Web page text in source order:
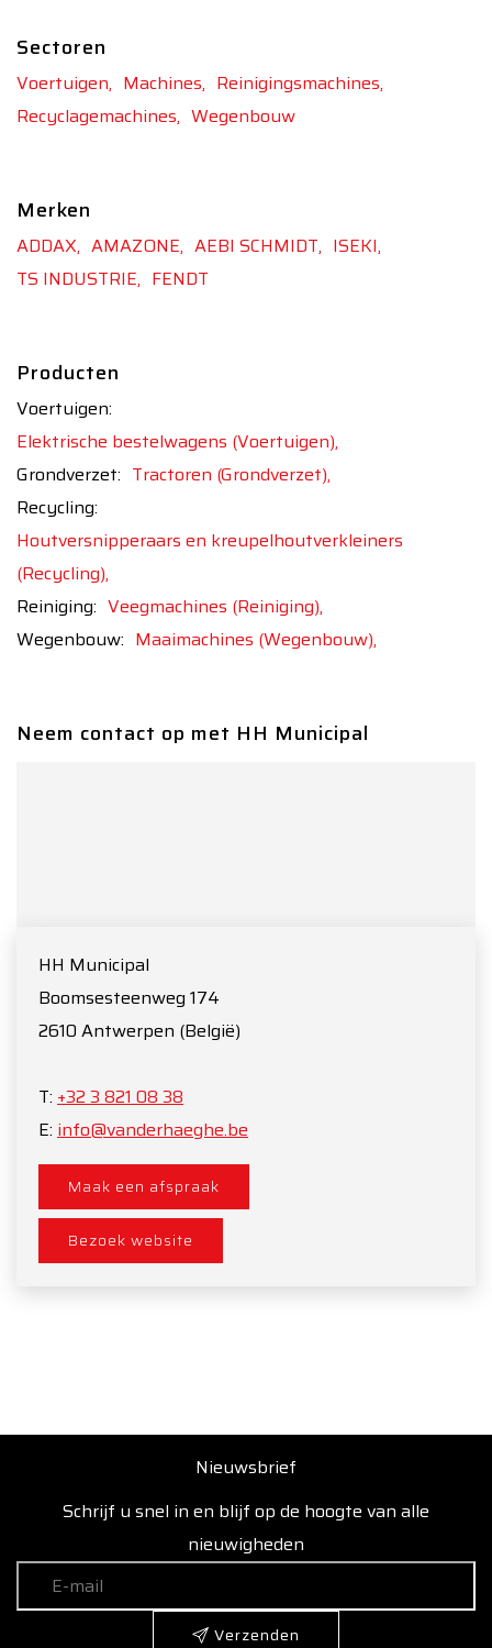
Sectoren
Voertuigen, Machines, Reinigingsmachines,
Recyclagemachines, Wegenbouw
Merken
ADDAX, AMAZONE, AEBI SCHMIDT, ISEKI,
TS INDUSTRIE, FENDT
Producten
Voertuigen:
Elektrische bestelwagens (Voertuigen),
Grondverzet: Tractoren (Grondverzet),
Recycling:
Houtversnipperaars en kreupelhoutverkleiners
(Recycling),
Reiniging: Veegmachines (Reiniging),
Wegenbouw: Maaimachines (Wegenbouw),
Neem contact op met HH Municipal
HH Municipal
Boomsesteenweg 174
2610 Antwerpen (België)
T: +32 3 821 08 38
E: info@vanderhaeghe.be
Maak een afspraak
Bezoek website
Nieuwsbrief
Schrijf u snel in en blijf op de hoogte van alle
nieuwigheden
Verzenden